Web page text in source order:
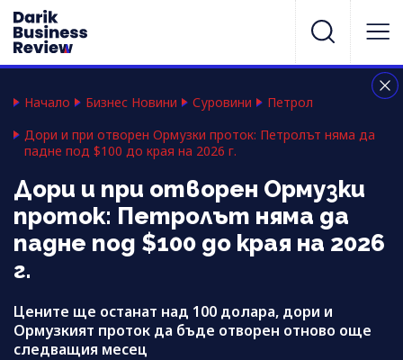
Начало Бизнес Новини Суровини
Петрол
Дори и при отворен Ормузки проток: Петролът няма да
падне под $100 до края на 2026 г.
Дори и при отворен Ормузки
проток: Петролът няма да
падне под $100 до края на 2026
г.
Цените ще останат над 100 долара, дори и
Ормузкият проток да бъде отворен отново още
следващия месец